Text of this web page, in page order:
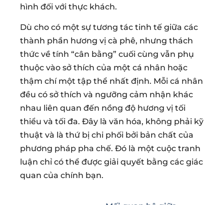
hình đối với thực khách.
Dù cho có một sự tương tác tinh tế giữa các
thành phần hương vị cà phê, nhưng thách
thức về tính “cân bằng” cuối cùng vẫn phụ
thuộc vào sở thích của một cá nhân hoặc
thậm chí một tập thể nhất định. Mỗi cá nhân
đều có sở thích và ngưỡng cảm nhận khác
nhau liên quan đến nồng độ hương vị tối
thiểu và tối đa. Đây là văn hóa, không phải kỹ
thuật và là thứ bị chi phối bởi bản chất của
phương pháp pha chế. Đó là một cuộc tranh
luận chỉ có thể được giải quyết bằng các giác
quan của chính bạn.